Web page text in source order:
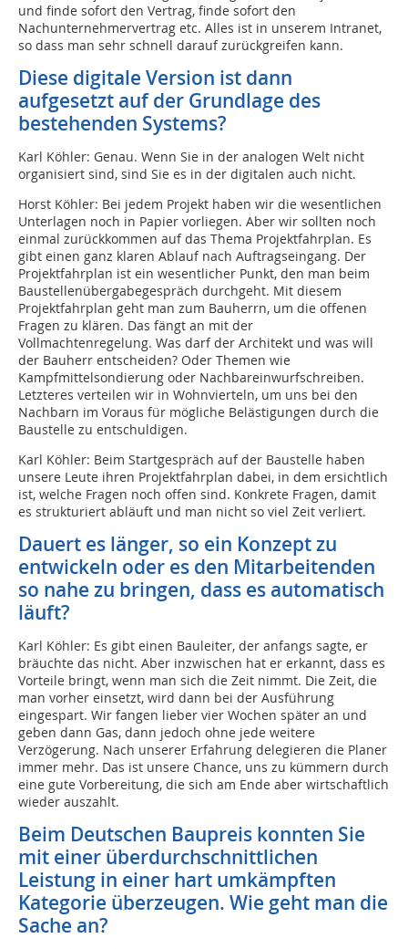
und finde sofort den Vertrag, finde sofort den
Nachunternehmervertrag etc. Alles ist in unserem Intranet,
so dass man sehr schnell darauf zurückgreifen kann.
Diese digitale Version ist dann
aufgesetzt auf der Grundlage des
bestehenden Systems?
Karl Köhler: Genau. Wenn Sie in der analogen Welt nicht
organisiert sind, sind Sie es in der digitalen auch nicht.
Horst Köhler: Bei jedem Projekt haben wir die wesentlichen
Unterlagen noch in Papier vorliegen. Aber wir sollten noch
einmal zurückkommen auf das Thema Projektfahrplan. Es
gibt einen ganz klaren Ablauf nach Auftragseingang. Der
Projektfahrplan ist ein wesentlicher Punkt, den man beim
Baustellenübergabegespräch durchgeht. Mit diesem
Projektfahrplan geht man zum Bauherrn, um die offenen
Fragen zu klären. Das fängt an mit der
Vollmachtenregelung. Was darf der Architekt und was will
der Bauherr entscheiden? Oder Themen wie
Kampfmittelsondierung oder Nachbareinwurfschreiben.
Letzteres verteilen wir in Wohnvierteln, um uns bei den
Nachbarn im Voraus für mögliche Belästigungen durch die
Baustelle zu entschuldigen.
Karl Köhler: Beim Startgespräch auf der Baustelle haben
unsere Leute ihren Projektfahrplan dabei, in dem ersichtlich
ist, welche Fragen noch offen sind. Konkrete Fragen, damit
es strukturiert abläuft und man nicht so viel Zeit verliert.
Dauert es länger, so ein Konzept zu
entwickeln oder es den Mitarbeitenden
so nahe zu bringen, dass es automatisch
läuft?
Karl Köhler: Es gibt einen Bauleiter, der anfangs sagte, er
bräuchte das nicht. Aber inzwischen hat er erkannt, dass es
Vorteile bringt, wenn man sich die Zeit nimmt. Die Zeit, die
man vorher einsetzt, wird dann bei der Ausführung
eingespart. Wir fangen lieber vier Wochen später an und
geben dann Gas, dann jedoch ohne jede weitere
Verzögerung. Nach unserer Erfahrung delegieren die Planer
immer mehr. Das ist unsere Chance, uns zu kümmern durch
eine gute Vorbereitung, die sich am Ende aber wirtschaftlich
wieder auszahlt.
Beim Deutschen Baupreis konnten Sie
mit einer überdurchschnittlichen
Leistung in einer hart umkämpften
Kategorie überzeugen. Wie geht man die
Sache an?